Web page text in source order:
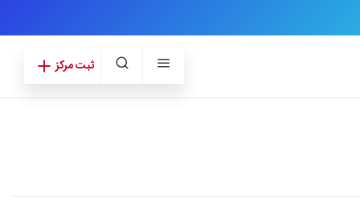
ثبت مرکز